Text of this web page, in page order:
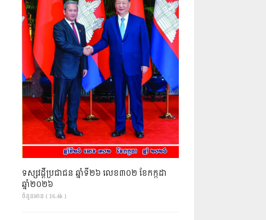
ទស្សវដ្តីប្រជាជន ឆ្នាំទី២៦ លេខ៣០២ ខែកក្កដា
ឆ្នាំ២០២៦
ចំនួនអាន ( 16.4k )